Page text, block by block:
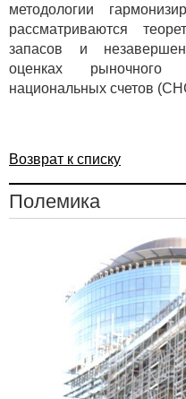
методологии
рассматриваются
запасов и
оценках
национальных счетов
Возврат к списку
Полемика